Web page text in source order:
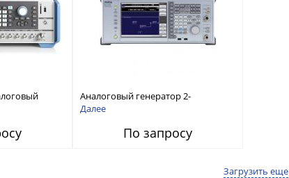
8 кГц до
Аналоговый генератор 2-
канальный СВЧ-сигналов 100 кГц -
Далее
По запросу
Загрузить еще